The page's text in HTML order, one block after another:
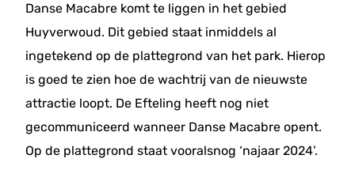
Danse Macabre komt te liggen in het gebied
Huyverwoud. Dit gebied staat inmiddels al
ingetekend op de plattegrond van het park. Hierop
is goed te zien hoe de wachtrij van de nieuwste
attractie loopt. De Efteling heeft nog niet
gecommuniceerd wanneer Danse Macabre opent.
Op de plattegrond staat vooralsnog ‘najaar 2024’.